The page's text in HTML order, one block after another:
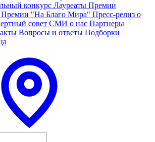
конкурс Лауреаты Премии
"На Благо Мира" Пресс-релиз о
совет СМИ о нас Партнеры
Вопросы и ответы Подборки